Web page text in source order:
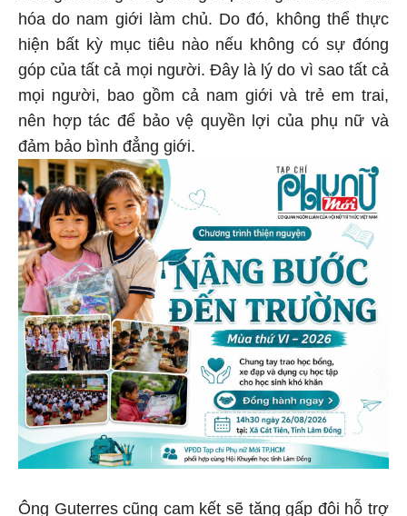
hóa do nam giới làm chủ. Do đó, không thể thực
hiện bất kỳ mục tiêu nào nếu không có sự đóng
góp của tất cả mọi người. Đây là lý do vì sao tất cả
mọi người, bao gồm cả nam giới và trẻ em trai,
nên hợp tác để bảo vệ quyền lợi của phụ nữ và
đảm bảo bình đẳng giới.
Ông Guterres cũng cam kết sẽ tăng gấp đôi hỗ trợ